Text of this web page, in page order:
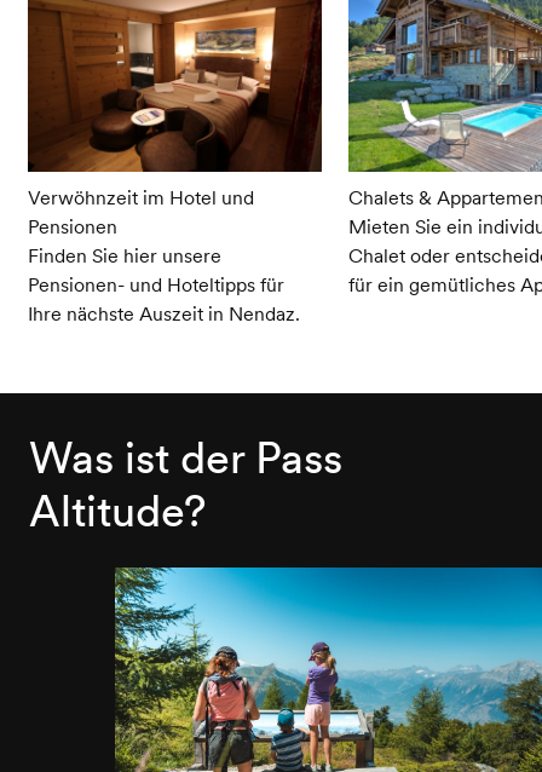
Verwöhnzeit im Hotel und
Pensionen
Finden Sie hier unsere
Pensionen- und Hoteltipps für
Ihre nächste Auszeit in Nendaz.
Chalets &
Mieten Sie ein
Chalet oder
für ein gemütliches
Was ist der Pass
Altitude?